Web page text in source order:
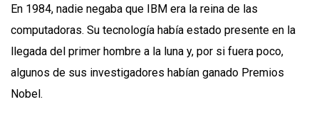
En 1984, nadie negaba que IBM era la reina de las
computadoras. Su tecnología había estado presente en la
llegada del primer hombre a la luna y, por si fuera poco,
algunos de sus investigadores habían ganado Premios
Nobel.